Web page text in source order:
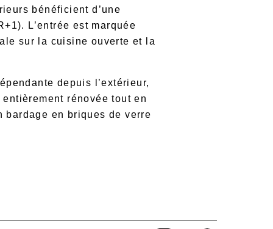
bénéficient d’une
L’entrée est marquée
sur la cuisine ouverte et la
depuis l’extérieur,
rénovée tout en
en briques de verre